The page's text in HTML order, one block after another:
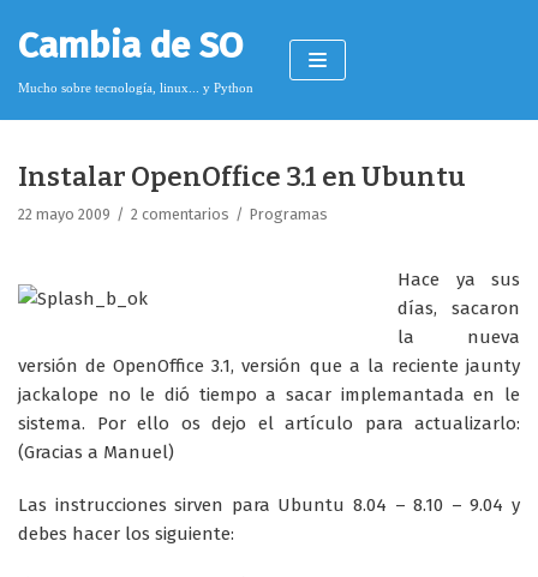
Saltar
al
contenido
Cambia de SO
Mucho sobre tecnología, linux... y Python
Pimagizer
Donar
Cookies
Política de protección de datos
Instalar OpenOffice 3.1 en Ubuntu
22 mayo 2009 2 comentarios Programas
Hace ya sus
días, sacaron
la nueva
versión de OpenOffice 3.1, versión que a la reciente jaunty
jackalope no le dió tiempo a sacar implemantada en le
sistema. Por ello os dejo el artículo para actualizarlo:
(Gracias a Manuel)
Las instrucciones sirven para Ubuntu 8.04 – 8.10 – 9.04 y
debes hacer los siguiente: